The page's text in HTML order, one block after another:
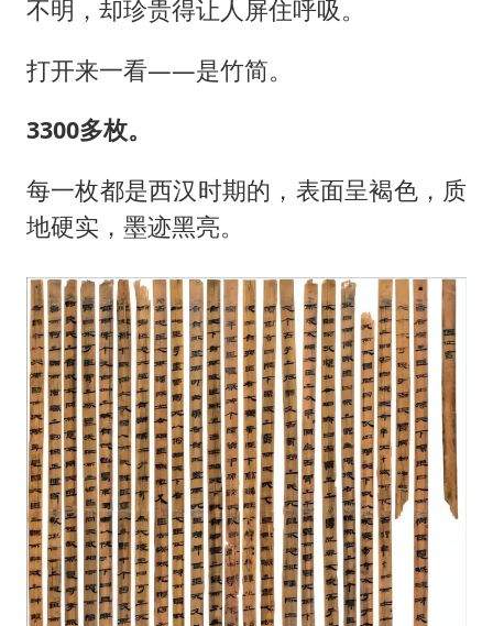
不明，却珍贵得让人屏住呼吸。
打开来一看——是竹简。
3300多枚。
每一枚都是西汉时期的，表面呈褐色，质
地硬实，墨迹黑亮。